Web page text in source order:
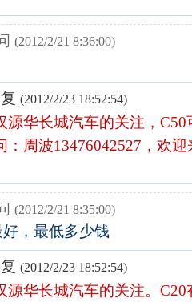
(2012/2/21 8:36:00)
(2012/2/23 18:52:54)
源华长城汽车的关注，C50
：周波13476042527，欢
(2012/2/21 8:35:00)
，最低多少钱
(2012/2/23 18:52:54)
源华长城汽车的关注。C20